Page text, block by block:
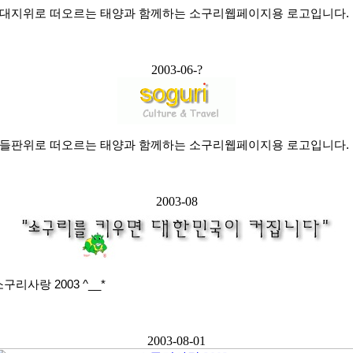
지위로 떠오르는 태양과 함께하는 소구리웹페이지용 로고입니다.
2003-06-?
판위로 떠오르는 태양과 함께하는 소구리웹페이지용 로고입니다.
2003-08
구리사랑 2003 ^__*
2003-08-01